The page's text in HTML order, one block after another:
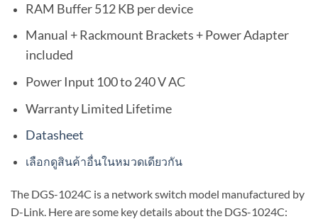
RAM Buffer 512 KB per device
Manual + Rackmount Brackets + Power Adapter
included
Power Input 100 to 240 V AC
Warranty Limited Lifetime
Datasheet
เลือกดูสินค้าอื่นในหมวดเดียวกัน
The DGS-1024C is a network switch model manufactured by
D-Link. Here are some key details about the DGS-1024C: